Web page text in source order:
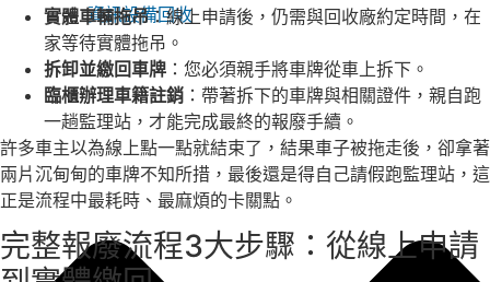
資訊設備回收
實體車輛拖吊：線上申請後，仍需與回收廠約定時間，在
家等待實體拖吊。
拆卸並繳回車牌 ：您必須親手將車牌從車上拆下。
臨櫃辦理車籍註銷 ：帶著拆下的車牌與相關證件，親自跑
一趟監理站，才能完成最終的報廢手續。
許多車主以為線上點一點就結束了，結果車子被拖走後，卻拿著
兩片沉甸甸的車牌不知所措，最後還是得自己請假跑監理站，這
正是流程中最耗時、最麻煩的卡關點。
完整報廢流程3大步驟：從線上申請